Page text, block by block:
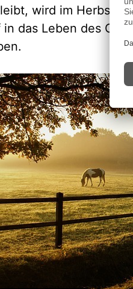
wird im Herbst
das Leben des